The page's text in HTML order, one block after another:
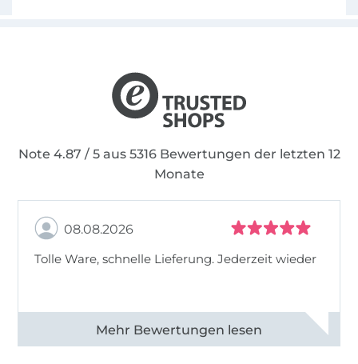
Note 4.87 / 5 aus 5316 Bewertungen der letzten 12
Monate
08.08.2026
Tolle Ware, schnelle Lieferung. Jederzeit wieder
Alle 83013 Bewertungen ansehen